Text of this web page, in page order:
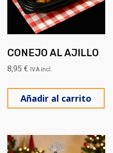
CONEJO AL AJILLO
8,95 € IVA incl.
Añadir al carrito